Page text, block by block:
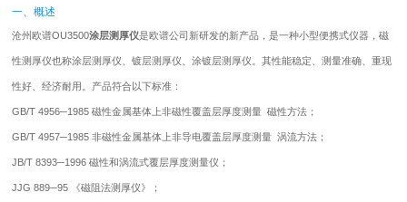
一、概述
沧州欧谱OU3500涂层测厚仪是欧谱公司新研发的新产品，是一种小型便携式仪器，磁
性测厚仪也称涂层测厚仪、镀层测厚仪、涂镀层测厚仪。其性能稳定、测量准确、重现
性好、经济耐用。产品符合以下标准：
GB/T 4956─1985 磁性金属基体上非磁性覆盖层厚度测量 磁性方法；
GB/T 4957─1985 非磁性金属基体上非导电覆盖层厚度测量 涡流方法；
JB/T 8393─1996 磁性和涡流式覆层厚度测量仪；
JJG 889─95 《磁阻法测厚仪》；